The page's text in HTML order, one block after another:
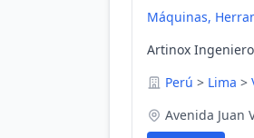
Máquinas,
Artinox
Perú > Lima >
Avenida Juan